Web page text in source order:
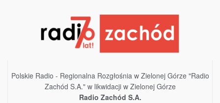
Polskie Radio - Regionalna Rozgłośnia w Zielonej Górze "Radio
Zachód S.A." w likwidacji w Zielonej Górze
Radio Zachód S.A.